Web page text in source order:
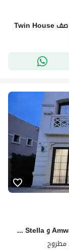
فيلا بانورامية علي البحر متشطبة بجوار Marassi و Amwaj و Stella سيدي عبد الرحمن الساحل الشمالي